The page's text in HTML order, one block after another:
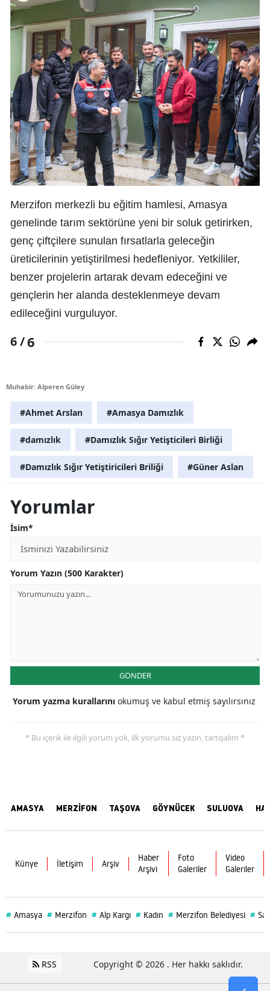
Merzifon merkezli bu eğitim hamlesi, Amasya
genelinde tarım sektörüne yeni bir soluk getirirken,
genç çiftçilere sunulan fırsatlarla geleceğin
üreticilerinin yetiştirilmesi hedefleniyor. Yetkililer,
benzer projelerin artarak devam edeceğini ve
gençlerin her alanda desteklenmeye devam
edileceğini vurguluyor.
6 /6
Muhabir: Alperen Güley
#Ahmet Arslan #Amasya Damızlık
#damızlık #Damızlık Sığır Yetişticileri Birliği
#Damızlık Sığır Yetiştiricileri Briliği #Güner Aslan
Yorumlar
İsim*
Yorum Yazın (500 Karakter)
GÖNDER
Yorum yazma kurallarını okumuş ve kabul etmiş sayılırsınız
* Bu içerik ile ilgili yorum yok, ilk yorumu siz yazın, tartışalım *
AMASYA MERZİFON TAŞOVA GÖYNÜCEK SULUOVA
Künye İletişim Arşiv
Haber
Arşivi
Foto
Galeriler
Video
Galeriler
# Amasya # Merzifon # Alp Kargı # Kadın # Merzifon Belediyesi #
RSS Copyright © 2026 . Her hakkı saklıdır.